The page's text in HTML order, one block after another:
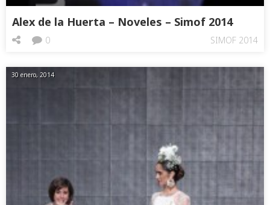
Alex de la Huerta – Noveles – Simof 2014
SIMOF 2014
0
30 enero, 2014